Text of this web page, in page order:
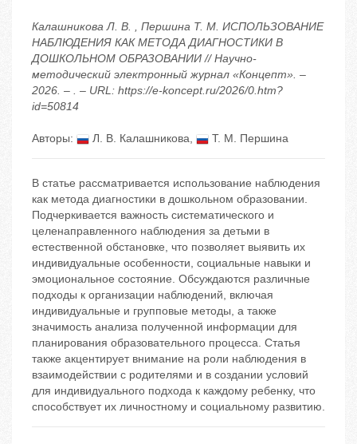
Калашникова Л. В. , Першина Т. М. ИСПОЛЬЗОВАНИЕ
НАБЛЮДЕНИЯ КАК МЕТОДА ДИАГНОСТИКИ В
ДОШКОЛЬНОМ ОБРАЗОВАНИИ // Научно-
методический электронный журнал «Концепт». –
2026. – . – URL: https://e-koncept.ru/2026/0.htm?
id=50814
Авторы: Л. В. Калашникова, Т. М. Першина
В статье рассматривается использование наблюдения
как метода диагностики в дошкольном образовании.
Подчеркивается важность систематического и
целенаправленного наблюдения за детьми в
естественной обстановке, что позволяет выявить их
индивидуальные особенности, социальные навыки и
эмоциональное состояние. Обсуждаются различные
подходы к организации наблюдений, включая
индивидуальные и групповые методы, а также
значимость анализа полученной информации для
планирования образовательного процесса. Статья
также акцентирует внимание на роли наблюдения в
взаимодействии с родителями и в создании условий
для индивидуального подхода к каждому ребенку, что
способствует их личностному и социальному развитию.